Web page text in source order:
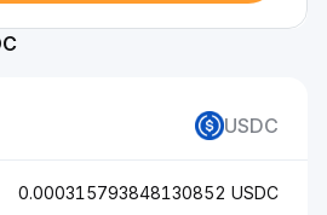
USDC
0.000315793848130852 USDC